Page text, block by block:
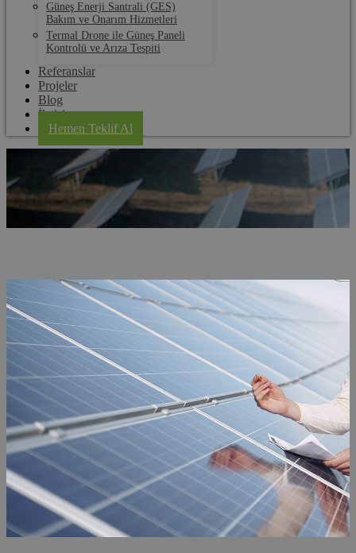
Güneş Enerji Santrali (GES)
Bakım ve Onarım Hizmetleri
Termal Drone ile Güneş Paneli
Kontrolü ve Arıza Tespiti
Referanslar
Projeler
Blog
İletişim
Hemen Teklif Al